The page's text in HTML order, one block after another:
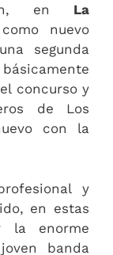
en La
nuevo
segunda
concurso y
de Los
con la
y
en estas
la enorme
banda